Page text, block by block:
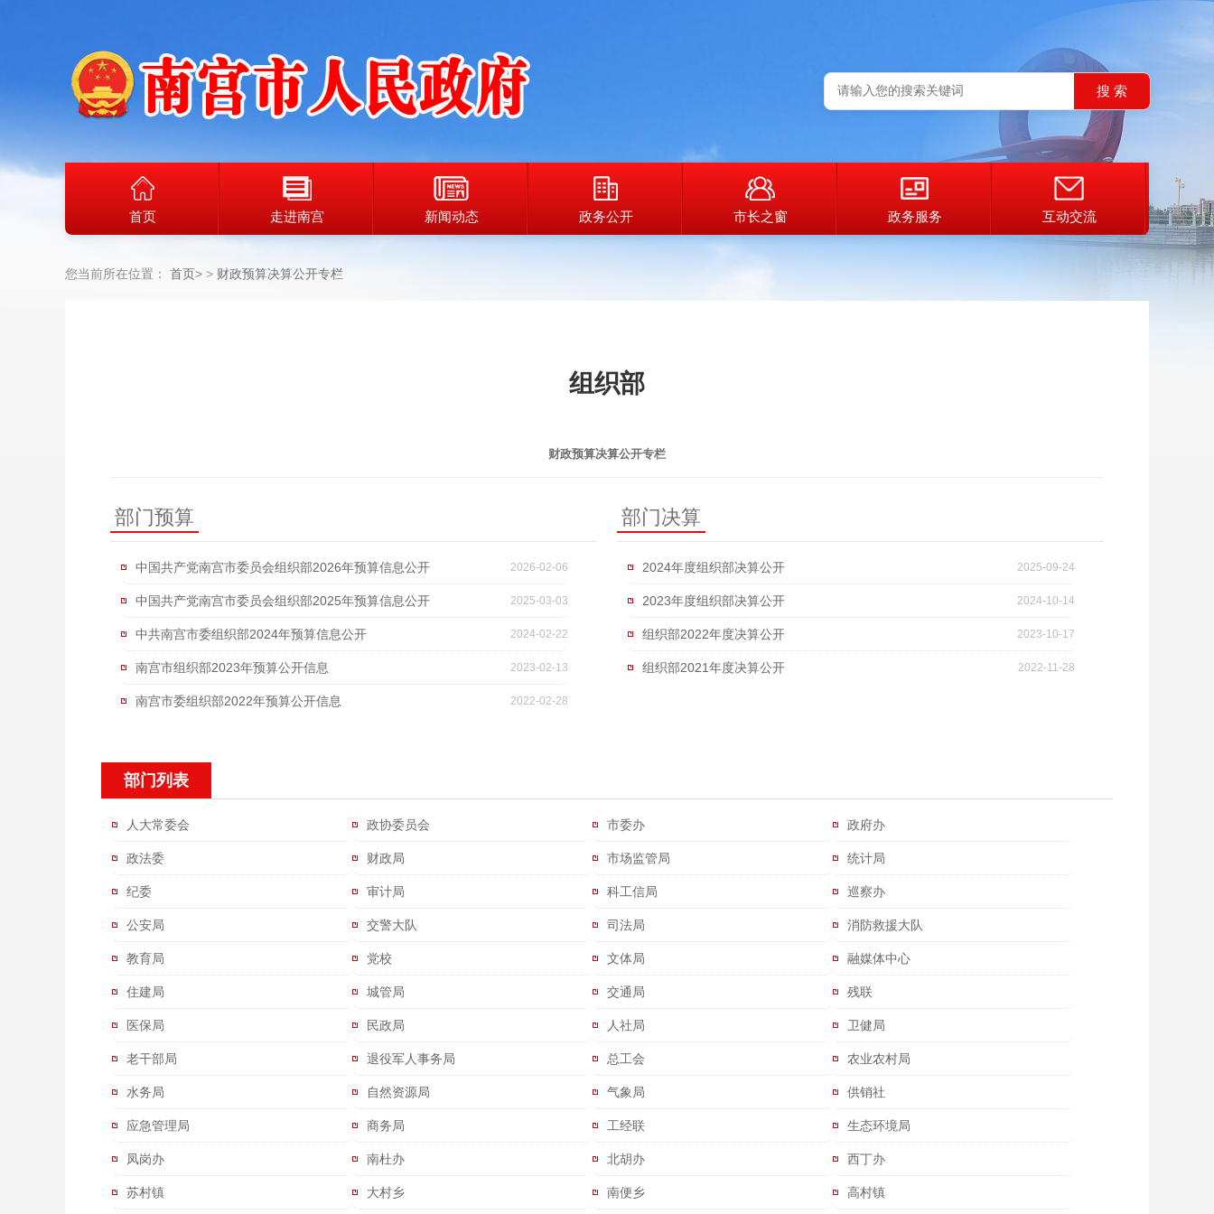
首页 走进南宫 新闻动态 政务公开 市长之窗 政务服务 互动交流
您当前所在位置： 首页> 财政预算决算公开专栏
组织部
财政预算决算公开专栏
部门预算
中国共产党南宫市委员会组织部2026年预算信息公开 2026-02-06
中国共产党南宫市委员会组织部2025年预算信息公开 2025-03-03
中共南宫市委组织部2024年预算信息公开 2024-02-22
南宫市组织部2023年预算公开信息 2023-02-13
南宫市委组织部2022年预算公开信息 2022-02-28
部门决算
2024年度组织部决算公开 2025-09-24
2023年度组织部决算公开 2024-10-14
组织部2022年度决算公开 2023-10-17
组织部2021年度决算公开 2022-11-28
部门列表
人大常委会 政协委员会 市委办 政府办
政法委 财政局 市场监管局 统计局
纪委 审计局 科工信局 巡察办
公安局 交警大队 司法局 消防救援大队
教育局 党校 文体局 融媒体中心
住建局 城管局 交通局 残联
医保局 民政局 人社局 卫健局
老干部局 退役军人事务局 总工会 农业农村局
水务局 自然资源局 气象局 供销社
应急管理局 商务局 工经联 生态环境局
凤岗办 南杜办 北胡办 西丁办
苏村镇 大村乡 南便乡 高村镇